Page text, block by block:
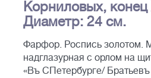
Корниловых, конец
Диаметр: 24 см.
Фарфор. Роспись золотом.
надглазурная с орлом на
«Въ СПетербурге/